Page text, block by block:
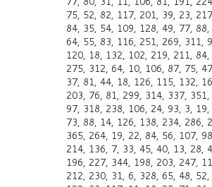
75, 52, 82, 117, 201, 39, 23,
84, 35, 54, 109, 128, 49, 77,
64, 55, 83, 116, 251, 269, 311,
120, 18, 132, 102, 219, 211,
275, 312, 64, 10, 106, 87, 75,
37, 81, 44, 18, 126, 115, 132,
203, 76, 81, 299, 314, 337,
97, 318, 238, 106, 24, 93, 3,
73, 88, 14, 126, 138, 234, 286,
365, 264, 19, 22, 84, 56, 107,
214, 136, 7, 33, 45, 40, 13, 28,
196, 227, 344, 198, 203, 247,
212, 230, 31, 6, 328, 65, 48,